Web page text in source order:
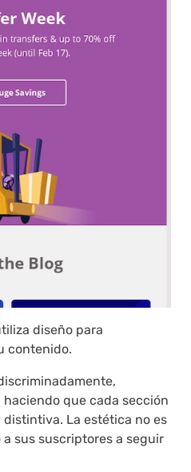
diseño para
contenido.
haciendo que cada sección
La estética no es
sus suscriptores a seguir